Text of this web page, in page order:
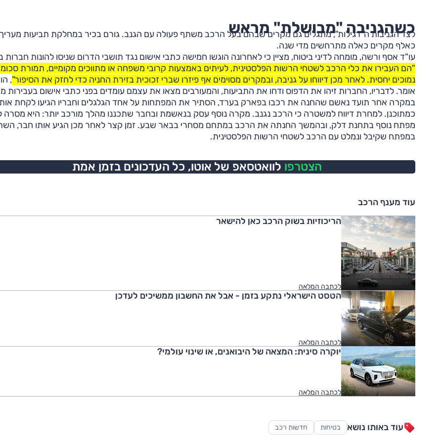
כשהגניבה "מבושלת" מראש
לצד הגניבות ה"רגילות", מתגלים גם מקרים שבהם בעל הרכב משתף פעולה עם הגנב. גורם בכיר במחלקת תביעות
כאלף מקרים כאלה מתרחשים מדי שנה.
עו"ד אסף ורשה, מומחה לדיני ביטוח, מציין כי לאחרונה הוגשו חמישה כתבי אישום נגד תושבי הדרום שניסו להונות חברות
"הם העבירו את כלי הרכב לשטחי הרשות הפלסטינית, לעיתים באמצעות קרובי משפחה או מתווכים מקומיים, תמורת
נמוכים יחסית. לאחר מכן דיווחו על גניבה, ובמקרים מסוימים אף פיזרו שברי זכוכית בזירת החניה כדי לחזק את הסיפור",
אומר. לדבריו, החברות זיהו את הדפוס ודחו את התביעות, והמעורבים מצאו את עצמם עומדים בפני כתבי אישום בעבירות
במקרה אחר תועד נאשם שהחנה את רכבו בפארק בערד, הסתיר את המפתחות על אחד הגלגלים וחבריו הגיעו לקחת
כמתוכנן. למחרת דיווח למשטרה כי הרכב נגנב. מקרה נוסף עסק בנאשמת ובחבר שתכננו מהלך מורכב יותר: היא מסרה
מפתח נוסף בתחנת דלק, ובהמשך החנתה את הרכב במתחם מסחרי בבאר שבע. זמן קצר לאחר מכן הגיע אותו חבר,
במפתח שקיבל ונמלט עם הרכב לשטחי הרשות הפלסטינית.
הצטרפו לוואטסאפ של אוטו, כל העדכונים בזמן אמת
עוד מענף הרכב
הריכוזיות בשוק הרכב כאן להישאר
לכתבה המלאה
הטסט הישראלי נתקע בזמן - אבל את החשבון ממשיכים לעדכן
לכתבה המלאה
יוקרה סינית: המצאה של היבואנים, או שינוי עולמי?
לכתבה המלאה
עוד באותו נושא בטיחות חדשות רכב